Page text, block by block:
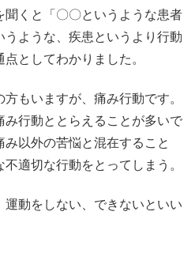
聞くと「〇〇というような患者
うような、疾患というより行動
としてわかりました。
もいますが、痛み行動です。
行動ととらえることが多いで
以外の苦悩と混在すること
適切な行動をとってしまう。
動をしない、できないといい